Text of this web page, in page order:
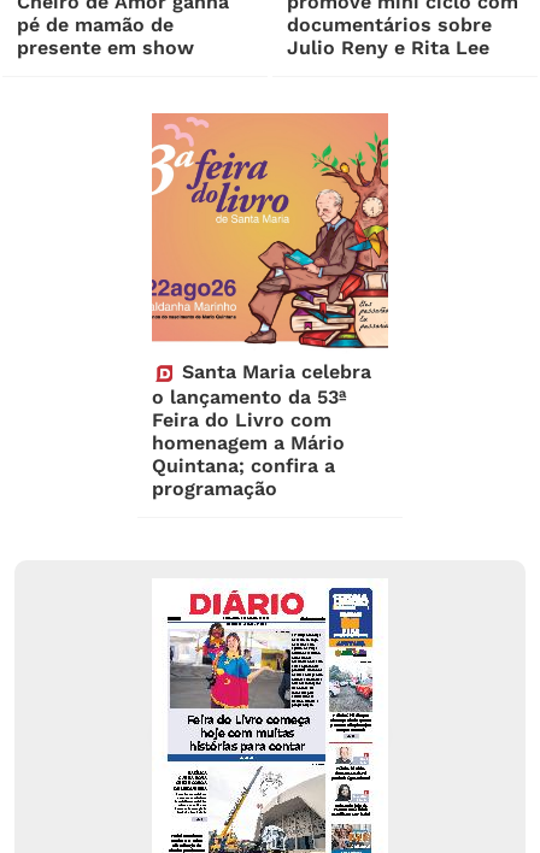
pé de mamão de
presente em show
documentários sobre
Julio Reny e Rita Lee
Santa Maria celebra
o lançamento da 53ª
Feira do Livro com
homenagem a Mário
Quintana; confira a
programação